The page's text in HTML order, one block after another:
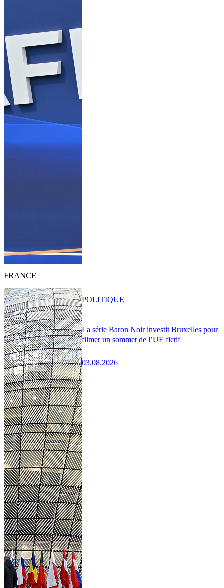
FRANCE
La série Baron Noir investit Bruxelles pour
filmer un sommet de l’UE fictif
03.08.2026
POLITIQUE